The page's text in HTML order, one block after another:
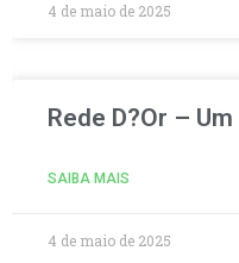
4 de maio de 2025
Rede D?Or –
SAIBA MAIS
4 de maio de 2025